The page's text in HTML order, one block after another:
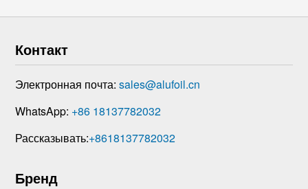
пиолетные слизняки ...
Контакт
Электронная почта:sales@alufoil.cn
WhatsApp: +86 18137782032
Рассказывать:+8618137782032
Бренд